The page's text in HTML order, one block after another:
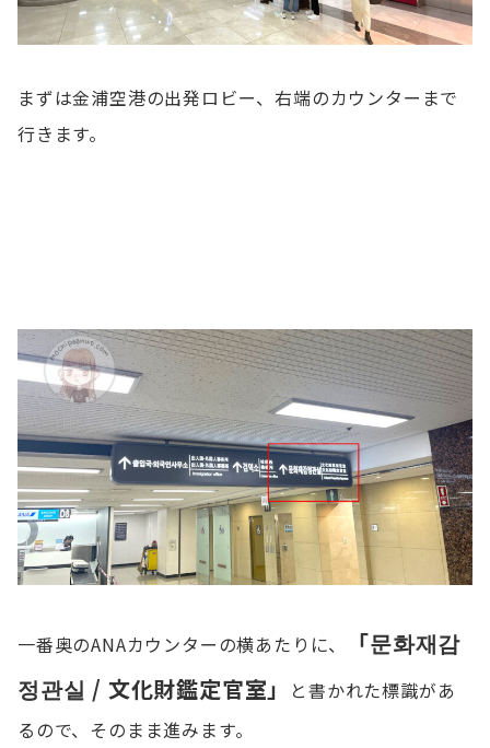
まずは金浦空港の出発ロビー、右端のカウンターまで
行きます。
一番奥のANAカウンターの横あたりに、
「문화재감
정관실 / 文化財鑑定官室」
と書かれた標識があ
るので、そのまま進みます。